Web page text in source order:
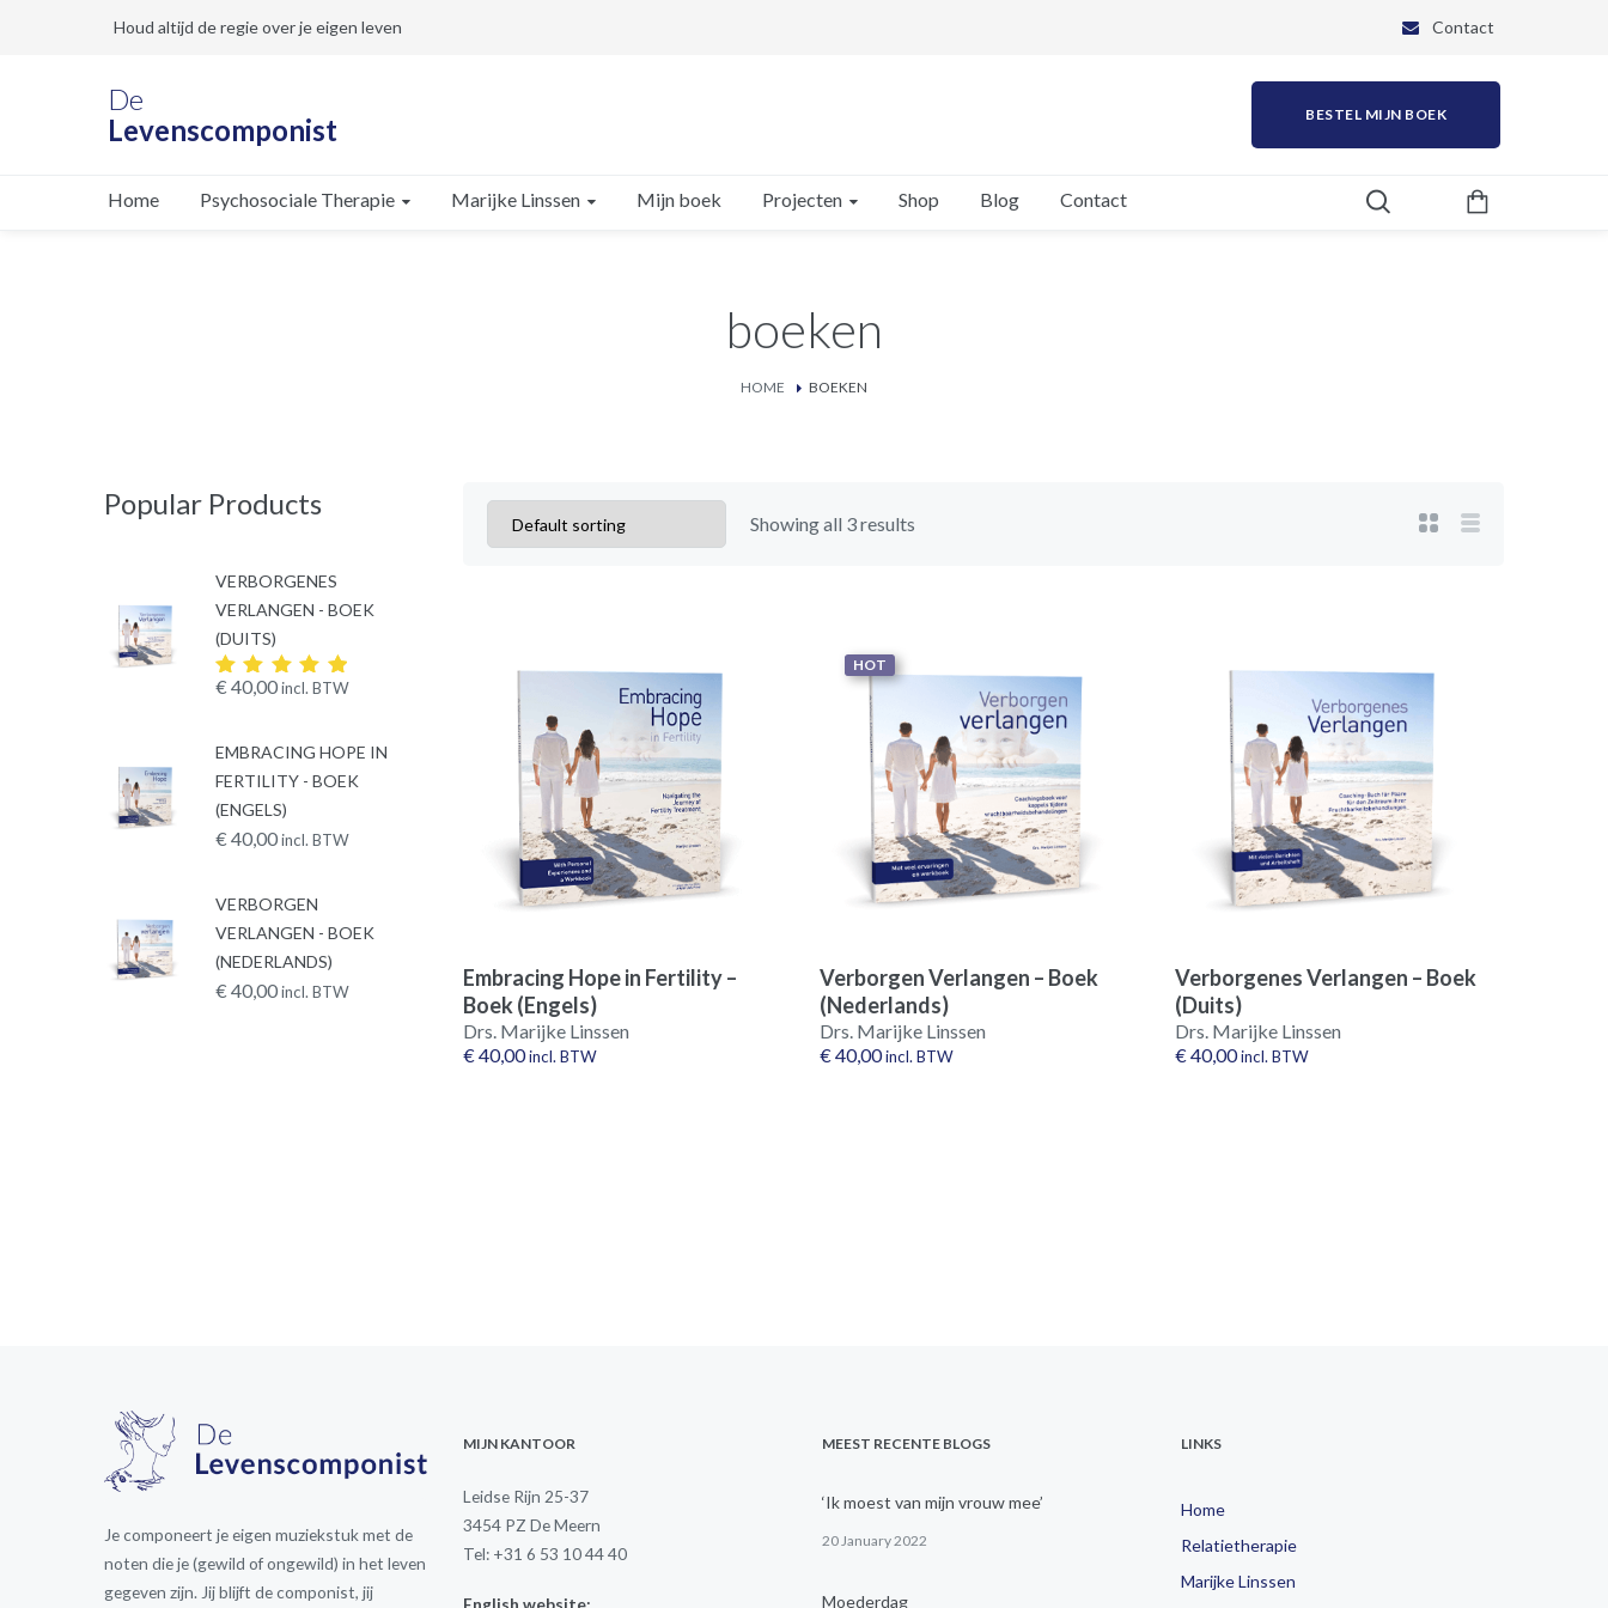
Houd altijd de regie over je eigen leven Contact
De
Levenscomponist
BESTEL MIJN BOEK
Home Psychosociale Therapie Marijke Linssen Mijn boek Projecten Shop Blog Contact
boeken
HOME BOEKEN
Showing all 3 results
Embracing Hope in Fertility –
Boek (Engels)
Drs. Marijke Linssen
€ 40,00incl. BTW
HOT
Verborgen Verlangen – Boek
(Nederlands)
Drs. Marijke Linssen
€ 40,00 incl. BTW
Verborgenes Verlangen – Boek
(Duits)
Drs. Marijke Linssen
€ 40,00incl. BTW
Popular Products
VERBORGENES
VERLANGEN - BOEK
(DUITS)
Rated
€40,00incl. BTW
EMBRACING HOPE IN
FERTILITY - BOEK
(ENGELS)
€40,00incl. BTW
VERBORGEN
VERLANGEN - BOEK
(NEDERLANDS)
€40,00incl. BTW
Je componeert je eigen muziekstuk met de
noten die je (gewild of ongewild) in het leven
gegeven zijn. Jij blijft de componist, jij
MIJN KANTOOR
Leidse Rijn 25-37
3454 PZ De Meern
Tel: +31 6 53 10 44 40
English website:
MEEST RECENTE BLOGS
‘Ik moest van mijn vrouw mee’
20 January 2022
Moederdag
LINKS
Home
Relatietherapie
Marijke Linssen